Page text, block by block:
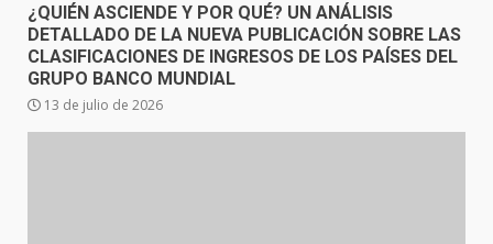
¿QUIÉN ASCIENDE Y POR QUÉ? UN ANÁLISIS
DETALLADO DE LA NUEVA PUBLICACIÓN SOBRE LAS
CLASIFICACIONES DE INGRESOS DE LOS PAÍSES DEL
GRUPO BANCO MUNDIAL
13 de julio de 2026